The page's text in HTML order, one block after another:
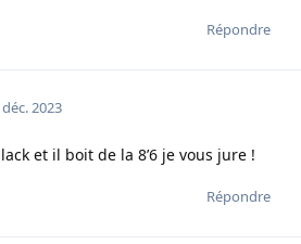
Répondre
déc. 2023
et il boit de la 8’6 je vous jure !
Répondre